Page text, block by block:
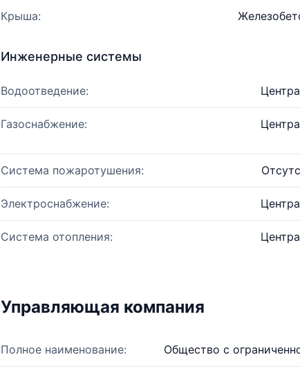
Крыша:
Инженерные системы
Водоотведение:
Газоснабжение:
Система пожаротушения:
Электроснабжение:
Система отопления:
Управляющая компания
Полное наименование: Общество с